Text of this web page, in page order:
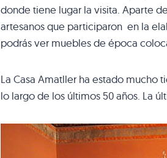
donde tiene lugar la visita. Aparte
artesanos que participaron en la
podrás ver muebles de época
La Casa Amatller ha estado mucho
lo largo de los últimos 50 años. La